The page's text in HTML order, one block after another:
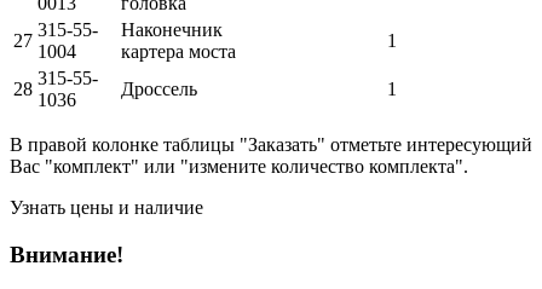
27
315-55-
1004
Наконечник
картера моста
1
28
315-55-
1036
Дроссель 1
В правой колонке таблицы "Заказать" отметьте интересующий
Вас "комплект" или "измените количество комплекта".
Узнать цены и наличие
Внимание!